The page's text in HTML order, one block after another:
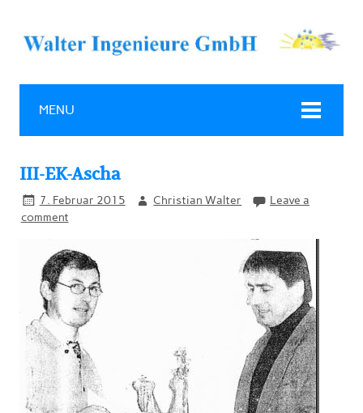
MENU
III-EK-Ascha
7. Februar 2015 Christian Walter
Leave a
comment